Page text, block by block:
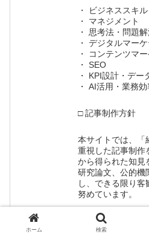
・ ビジネススキル
・ マネジメント
・ 思考法・問題
・ デジタルマー
・ コンテンツマ
・ SEO
・ KPI設計・デー
・ AI活用・業務
□ 記事制作方針
本サイトでは、「
重視した記事制作
から得られた知見
研究論文、公的機
し、できる限り客
努めています。
また、読者が実
きることを重視
ホーム 検索